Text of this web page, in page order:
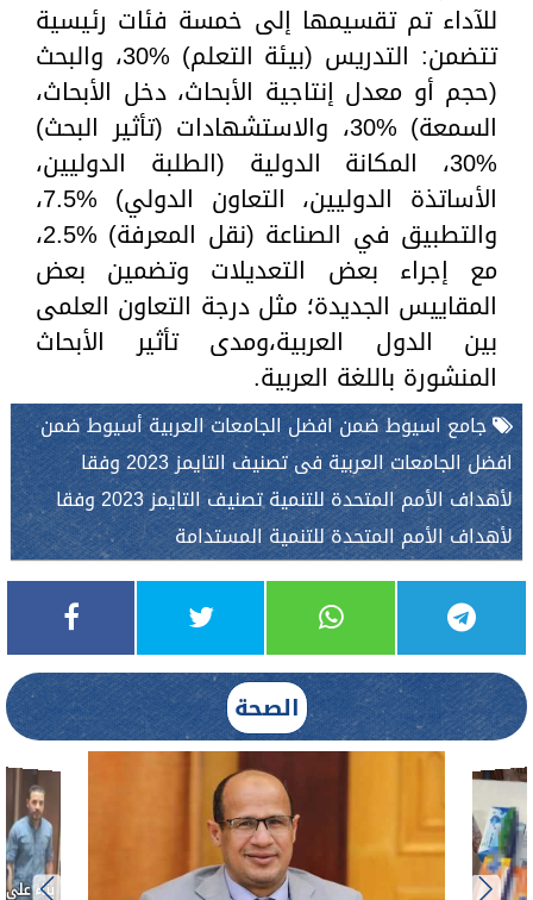
للآداء تم تقسيمها إلى خمسة فئات رئيسية
تتضمن: التدريس (بيئة التعلم) %30، والبحث
(حجم أو معدل إنتاجية الأبحاث، دخل الأبحاث،
السمعة) %30، والاستشهادات (تأثير البحث)
%30، المكانة الدولية (الطلبة الدوليين،
الأساتذة الدوليين، التعاون الدولي) %7.5،
والتطبيق في الصناعة (نقل المعرفة) %2.5،
مع إجراء بعض التعديلات وتضمين بعض
المقاييس الجديدة؛ مثل درجة التعاون العلمى
بين الدول العربية،ومدى تأثير الأبحاث
المنشورة باللغة العربية.
جامع اسيوط ضمن افضل الجامعات العربية أسيوط ضمن
افضل الجامعات العربية فى تصنيف التايمز 2023 وفقا
لأهداف الأمم المتحدة للتنمية تصنيف التايمز 2023 وفقا
لأهداف الأمم المتحدة للتنمية المستدامة
الصحة
بناءً
حادث